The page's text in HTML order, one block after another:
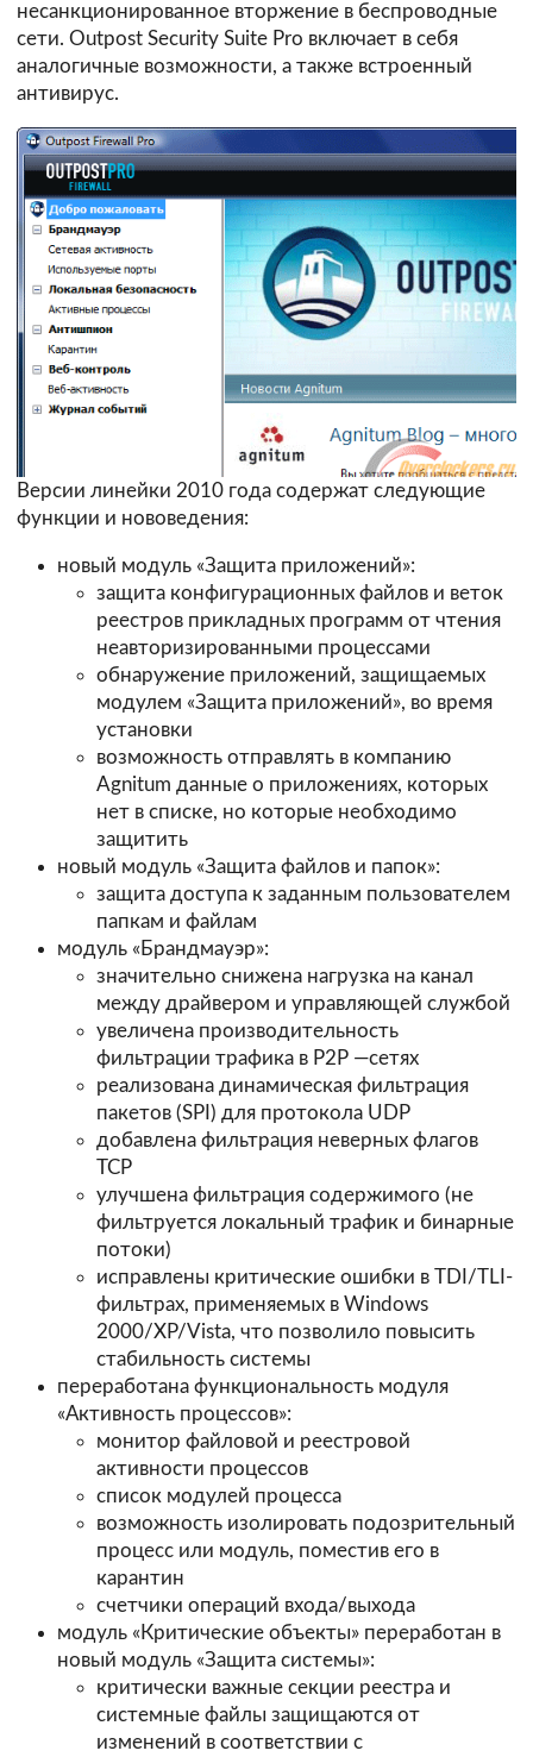
несанкционированное вторжение в беспроводные
сети. Outpost Security Suite Pro включает в себя
аналогичные возможности, а также встроенный
антивирус.
Версии линейки 2010 года содержат следующие
функции и нововедения:
новый модуль «Защита приложений»:
защита конфигурационных файлов и веток
реестров прикладных программ от чтения
неавторизированными процессами
обнаружение приложений, защищаемых
модулем «Защита приложений», во время
установки
возможность отправлять в компанию
Agnitum данные о приложениях, которых
нет в списке, но которые необходимо
защитить
новый модуль «Защита файлов и папок»:
защита доступа к заданным пользователем
папкам и файлам
модуль «Брандмауэр»:
значительно снижена нагрузка на канал
между драйвером и управляющей службой
увеличена производительность
фильтрации трафика в P2P —сетях
реализована динамическая фильтрация
пакетов (SPI) для протокола UDP
добавлена фильтрация неверных флагов
TCP
улучшена фильтрация содержимого (не
фильтруется локальный трафик и бинарные
потоки)
исправлены критические ошибки в TDI/TLI-
фильтрах, применяемых в Windows
2000/XP/Vista, что позволило повысить
стабильность системы
переработана функциональность модуля
«Активность процессов»:
монитор файловой и реестровой
активности процессов
список модулей процесса
возможность изолировать подозрительный
процесс или модуль, поместив его в
карантин
счетчики операций входа/выхода
модуль «Критические объекты» переработан в
новый модуль «Защита системы»:
критически важные секции реестра и
системные файлы защищаются от
изменений в соответствии с